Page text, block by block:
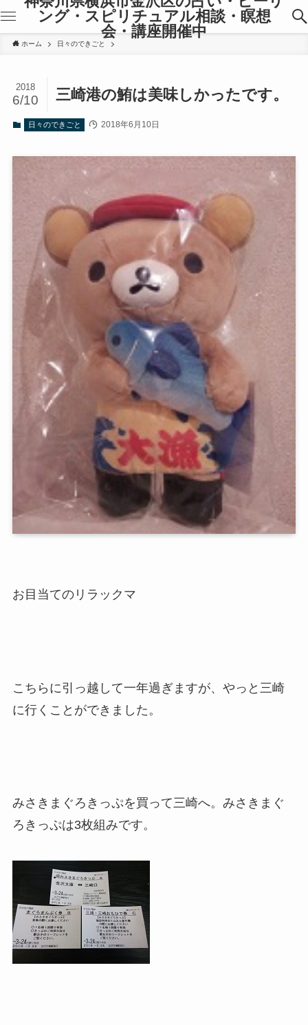
ング・スピリチュアル相談・瞑想
会・講座開催中
ホーム 日々のできごと
三崎港の鮪は美味しかったです。
2018
6/10
日々のできごと 2018年6月10日
お目当てのリラックマ
こちらに引っ越して一年過ぎますが、やっと三崎
に行くことができました。
みさきまぐろきっぷを買って三崎へ。みさきまぐ
ろきっぷは3枚組みです。